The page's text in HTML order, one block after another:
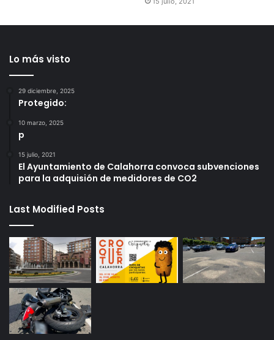
Lo más visto
29 diciembre, 2025
Protegido:
10 marzo, 2025
p
15 julio, 2021
El Ayuntamiento de Calahorra convoca subvenciones
para la adquisión de medidores de CO2
Last Modified Posts